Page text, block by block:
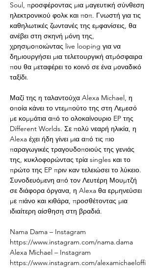
Soul, προσφέροντας μια μαγευτική σύνθεση
ηλεκτρονικού φολκ και ποπ. Γνωστή για τις
καθηλωτικές ζωντανές της εμφανίσεις, θα
ανέβει στη σκηνή μόνη της,
χρησιμοποιώντας live looping για να
δημιουργήσει μια τελετουργική ατμόσφαιρα
που θα μεταφέρει το κοινό σε ένα μοναδικό
ταξίδι.
Μαζί της η ταλαντούχα Alexa Michael, η
οποία κάνει το ντεμπούτο της στη Λεμεσό
με κομμάτια από το ολοκαίνουριο EP της
Different Worlds. Σε πολύ νεαρή ηλικία, η
Alexa έχει ήδη γίνει μια από τις πιο
παραγωγικές τραγουδοποιούς της γενιάς
της, κυκλοφορώντας τρία singles και το
πρώτο της EP πριν καν τελειώσει το λύκειο.
Συνοδευόμενη από τον Λευτέρη Μουμτζή
σε διάφορα όργανα, η Alexa θα ερμηνεύσει
με πιάνο και κιθάρα, προσθέτοντας μια
ιδιαίτερη αίσθηση στη βραδιά.
Nama Dama – Instagram
https://www.instagram.com/nama.dama
Alexa Michael – Instagram
https://www.instagram.com/alexamichaeloffi